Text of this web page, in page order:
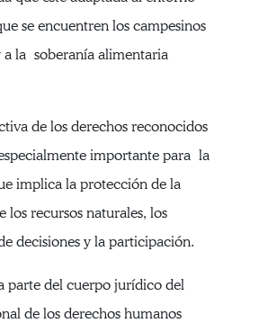
se encuentren los campesinos
a la soberanía alimentaria
de los derechos reconocidos
importante para la
implica la protección de la
los recursos naturales, los
decisiones y la participación.
parte del cuerpo jurídico del
de los derechos humanos